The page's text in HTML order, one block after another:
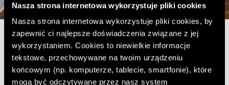
Nasza strona internetowa wykorzystuje pliki cookies
Nasza strona internetowa wykorzystuje pliki cookies, by
zapewnić ci najlepsze doświadczenia związane z jej
wykorzystaniem. Cookies to niewielkie informacje
tekstowe, przechowywane na twoim urządzeniu
końcowym (np. komputerze, tablecie, smartfonie), które
mogą być odczytywane przez nasz system